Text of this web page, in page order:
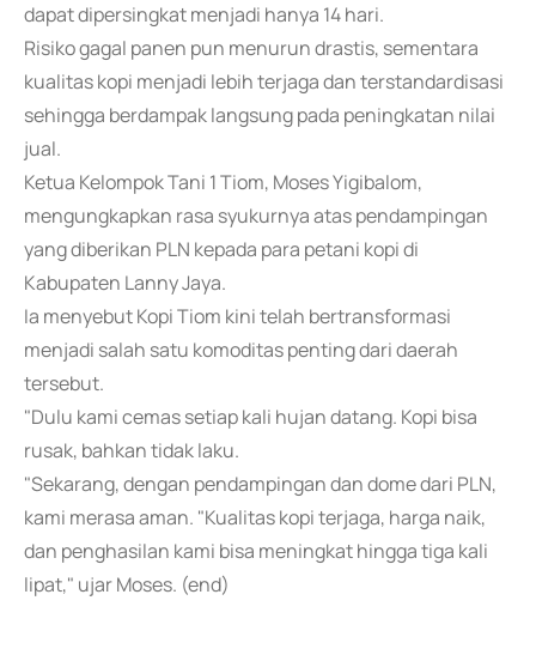
dapat dipersingkat menjadi hanya 14 hari.
Risiko gagal panen pun menurun drastis, sementara
kualitas kopi menjadi lebih terjaga dan terstandardisasi
sehingga berdampak langsung pada peningkatan nilai
jual.
Ketua Kelompok Tani 1 Tiom, Moses Yigibalom,
mengungkapkan rasa syukurnya atas pendampingan
yang diberikan PLN kepada para petani kopi di
Kabupaten Lanny Jaya.
Ia menyebut Kopi Tiom kini telah bertransformasi
menjadi salah satu komoditas penting dari daerah
tersebut.
"Dulu kami cemas setiap kali hujan datang. Kopi bisa
rusak, bahkan tidak laku.
"Sekarang, dengan pendampingan dan dome dari PLN,
kami merasa aman. "Kualitas kopi terjaga, harga naik,
dan penghasilan kami bisa meningkat hingga tiga kali
lipat," ujar Moses. (end)